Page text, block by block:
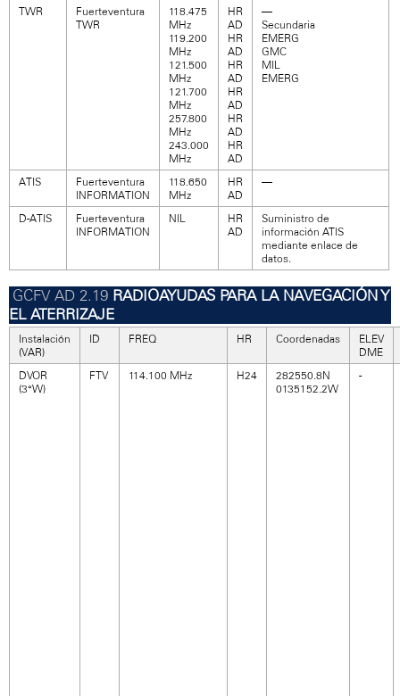
TWR
Fuerteventura
TWR
118.475
MHz
119.200
MHz
121.500
MHz
121.700
MHz
257.800
MHz
243.000
MHz
HR
AD
HR
AD
HR
AD
HR
AD
HR
AD
HR
AD
—
Secundaria
EMERG
GMC
MIL
EMERG
ATIS
Fuerteventura
INFORMATION
118.650
MHz
HR
AD
—
D-ATIS
Fuerteventura
INFORMATION
NIL
HR
AD
Suministro de
información ATIS
mediante enlace de
datos.
RADIOAYUDAS PARA LA NAVEGACIÓN Y
EL ATERRIZAJE
Instalación
(VAR)
ID FREQ HR Coordenadas
ELEV
DME
DVOR
(3°W)
FTV 114.100 MHz H24
282550.8N
0135152.2W
-